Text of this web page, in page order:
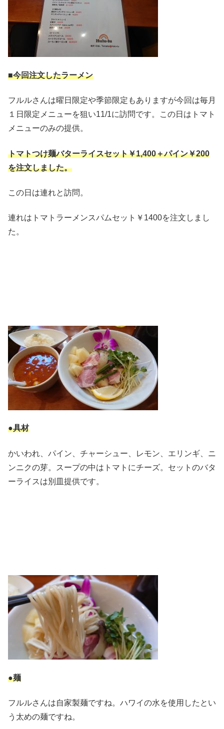
■今回注文したラーメン
フルルさんは曜日限定や季節限定もありますが今回は毎月
１日限定メニューを狙い11/1に訪問です。この日はトマト
メニューのみの提供。
トマトつけ麺バターライスセット￥1,400＋パイン￥200
を注文しました。
この日は連れと訪問。
連れはトマトラーメンスパムセット￥1400を注文しまし
た。
●具材
かいわれ、パイン、チャーシュー、レモン、エリンギ、ニ
ンニクの芽。スープの中はトマトにチーズ。セットのバタ
ーライスは別皿提供です。
●麺
フルルさんは自家製麺ですね。ハワイの水を使用したとい
う太めの麺ですね。